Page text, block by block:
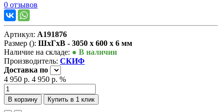
0 отзывов
Артикул: А191876
Размер (): ШxГxВ - 3050 x 600 x 6 мм
Наличие на складе: ● В наличии
Производитель: СКИФ
Доставка по
4 950 р. 4 950 р. %
В корзину Купить в 1 клик